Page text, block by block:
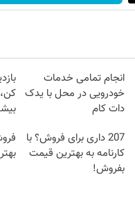
انجام تمامی خدمات
خودرویی در محل با یدک
دات کام
کن،
207 داری برای فروش؟ با
کارنامه به بهترین قیمت
بفروش!
روزنامه‌های اقتصادی